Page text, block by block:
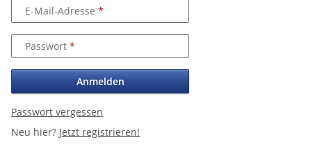
E-Mail-Adresse
Passwort
Anmelden
Passwort vergessen
Neu hier? Jetzt registrieren!